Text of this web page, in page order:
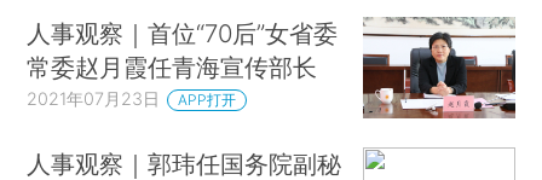
人事观察｜首位“70后”女省委
常委赵月霞任青海宣传部长
2021年07月23日 APP打开
人事观察｜郭玮任国务院副秘